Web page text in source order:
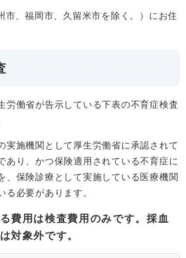
市、福岡市、久留米市を除く。）にお住
労働省が告示している下表の不育症検査
実施機関として厚生労働省に承認されて
あり、かつ保険適用されている不育症に
、保険診療として実施している医療機関
る必要があります。
費用は検査費用のみです。採血
対象外です。